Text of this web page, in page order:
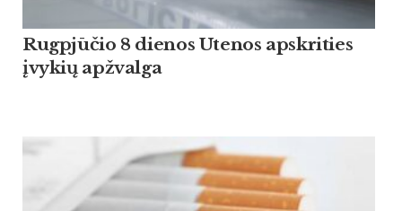
Rugpjūčio 8 dienos Utenos apskrities
įvykių apžvalga